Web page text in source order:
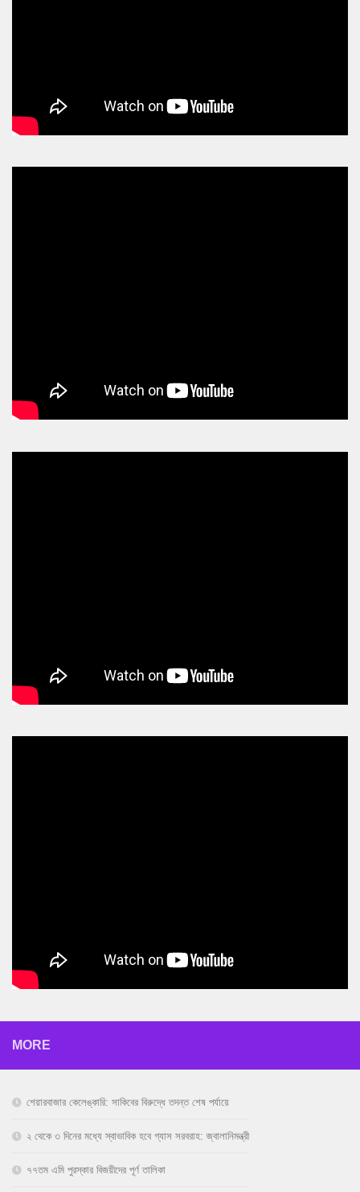
MORE
শেয়ারবাজার কেলেঙ্কারি: সাকিবের বিরুদ্ধে তদন্ত শেষ পর্যায়ে
২ থেকে ৩ দিনের মধ্যে স্বাভাবিক হবে গ্যাস সরবরাহ: জ্বালানিমন্ত্রী
৭৭তম এমি পুরস্কার বিজয়ীদের পূর্ণ তালিকা